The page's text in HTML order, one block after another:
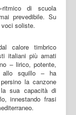
ritmico di scuola
prevedibile. Su
soliste.
calore timbrico
italiani più amati
– lirico, potente,
allo squillo – ha
la canzone
sua capacità di
innestando frasi